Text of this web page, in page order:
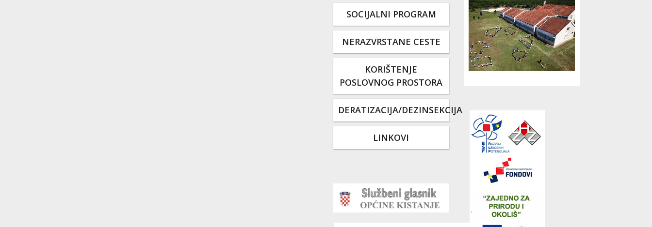
SOCIJALNI PROGRAM
NERAZVRSTANE CESTE
KORIŠTENJE
POSLOVNOG PROSTORA
DERATIZACIJA/DEZINSEKCIJA
LINKOVI